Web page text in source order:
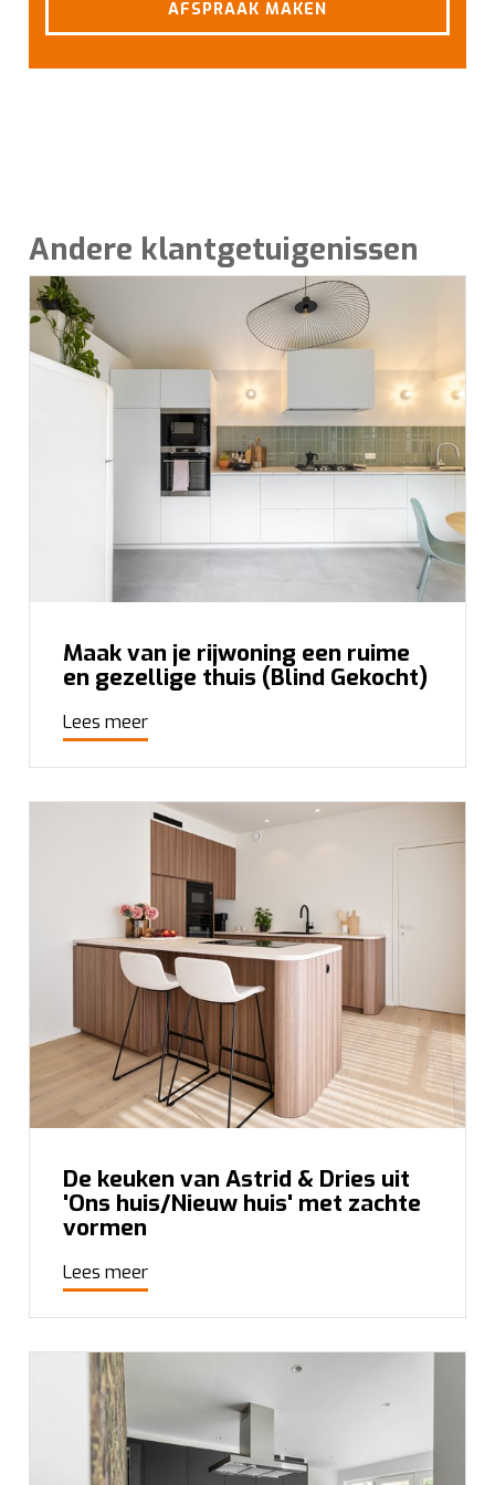
aangegeven in hetcookiebeleid.
AFSPRAAK MAKEN
Andere klantgetuigenissen
Maak van je rijwoning een ruime
en gezellige thuis (Blind Gekocht)
Lees meer
De keuken van Astrid & Dries uit
'Ons huis/Nieuw huis' met zachte
vormen
Lees meer